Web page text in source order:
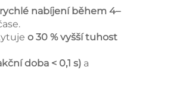
rychlé nabíjení během 4–
o 30 % vyšší tuhost
doba < 0,1 s) a